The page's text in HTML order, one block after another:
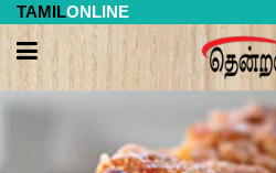
TAMILONLINE